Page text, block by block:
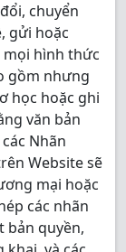
chuyển
gửi hoặc
hình thức
gồm nhưng
học hoặc ghi
văn bản
Nhãn
Website sẽ
mại hoặc
các nhãn
bản quyền,